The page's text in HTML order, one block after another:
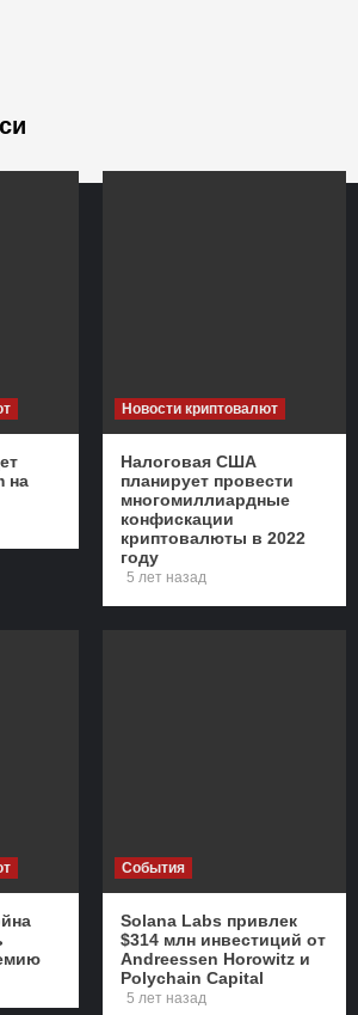
на
Новости криптовалют
Налоговая США
планирует провести
многомиллиардные
конфискации
криптовалюты в 2022
году
5 лет назад
События
Solana Labs привлек
$314 млн инвестиций от
Andreessen Horowitz и
Polychain Capital
5 лет назад